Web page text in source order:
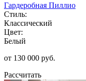
Гардеробная Пиллио
Стиль:
Классический
Цвет:
Белый
от 130 000 руб.
Рассчитать